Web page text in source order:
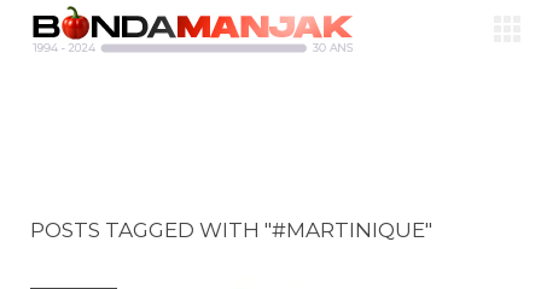
POSTS TAGGED WITH "#MARTINIQUE"